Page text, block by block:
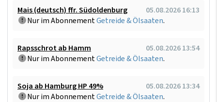
Mais (deutsch) ffr. Südoldenburg
05.08.2026 16:13
Nur im AbonnementGetreide & Ölsaaten.
Rapsschrot ab Hamm
05.08.2026 13:54
Nur im AbonnementGetreide & Ölsaaten.
Soja ab Hamburg HP 49%
05.08.2026 13:34
Nur im AbonnementGetreide & Ölsaaten.